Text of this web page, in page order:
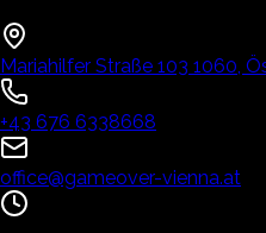
Mariahilfer Straße 103 1060,
+43 676 6338668
office@gameover-vienna.at